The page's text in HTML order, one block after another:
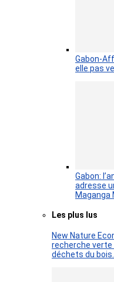
Gabon-
elle pas
Gabon:
adresse
Maganga
Les plus lus
New Nature
recherche verte
déchets du bois…